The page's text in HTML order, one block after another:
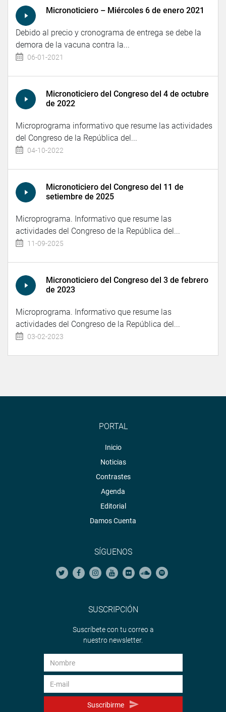
Micronoticiero – Miércoles 6 de enero 2021
Debido al precio y cronograma de entrega se debe la
demora de la vacuna contra la...
06-01-2021
Micronoticiero del Congreso del 4 de octubre
de 2022
Microprograma informativo que resume las actividades
del Congreso de la República del...
04-10-2022
Micronoticiero del Congreso del 11 de
setiembre de 2025
Microprograma. Informativo que resume las
actividades del Congreso de la República del...
11-09-2025
Micronoticiero del Congreso del 3 de febrero
de 2023
Microprograma. Informativo que resume las
actividades del Congreso de la República del...
03-02-2023
PORTAL
Inicio
Noticias
Contrastes
Agenda
Editorial
Damos Cuenta
SÍGUENOS
SUSCRIPCIÓN
Suscríbete con tu correo a
nuestro newsletter.
Suscribirme